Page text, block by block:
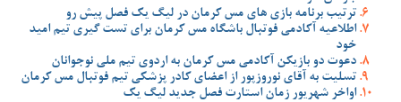
ترتیب برنامه بازی های مس کرمان در لیگ یک فصل پیش رو
اطلاعیه آکادمی فوتبال باشگاه مس کرمان برای تست گیری تیم امید
خود
دعوت دو بازیکن آکادمی مس کرمان به اردوی تیم ملی نوجوانان
تسلیت به آقای نوروزپور از اعضای کادر پزشکی تیم فوتبال مس کرمان
اواخر شهریور زمان استارت فصل جدید لیگ یک